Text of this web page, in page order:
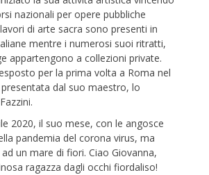
nazionali per opere pubbliche
di arte sacra sono presenti in
mentre i numerosi suoi ritratti,
appartengono a collezioni private.
per la prima volta a Roma nel
dal suo maestro, lo
2020, il suo mese, con le angosce
pandemia del corona virus, ma
un mare di fiori. Ciao Giovanna,
ragazza dagli occhi fiordaliso!